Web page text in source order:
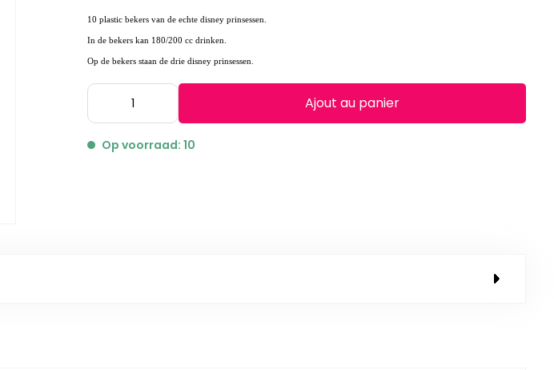
10 plastic bekers van de echte disney prinsessen.
In de bekers kan 180/200 cc drinken.
Op de bekers staan de drie disney prinsessen.
Ajout au panier
Op voorraad: 10